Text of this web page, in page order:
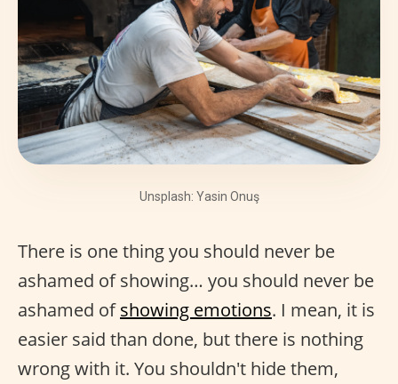
Unsplash: Yasin Onuş
There is one thing you should never be
ashamed of showing… you should never be
ashamed ofshowing emotions. I mean, it is
easier said than done, but there is nothing
wrong with it. You shouldn't hide them,